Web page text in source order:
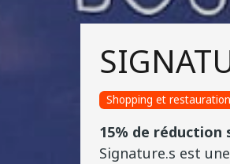
Shopping et restauration
15% de réduction
Signature.s est